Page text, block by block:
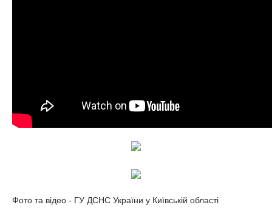
Фото та відео - ГУ ДСНС України у Київській області